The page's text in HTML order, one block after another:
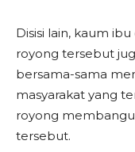
Disisi lain, kaum
royong tersebut
bersama-sama
masyarakat yang
royong
tersebut.